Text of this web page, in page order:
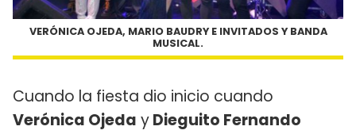
VERÓNICA OJEDA, MARIO BAUDRY E INVITADOS Y BANDA
MUSICAL.
Cuando la fiesta dio inicio cuando
Verónica Ojeda yDieguito Fernando